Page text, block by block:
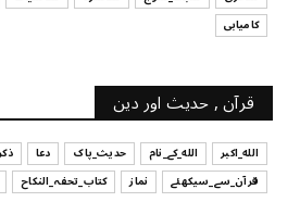
کامیابی
قرآن , حدیث اور دین
الله_اکبر الله_کے_نام حدیث_پاک دعا
قرآن_سے_سیکھئے
نماز کتاب_تحفہ_النکاح